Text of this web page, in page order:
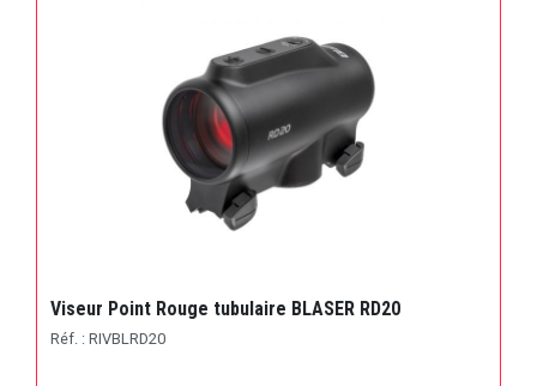
Viseur Point Rouge tubulaire BLASER RD20
Réf. : RIVBLRD20